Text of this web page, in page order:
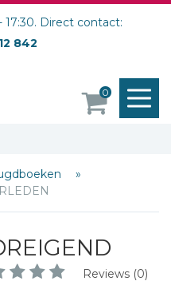
17:30. Direct contact:
842
0
Reviews (0)